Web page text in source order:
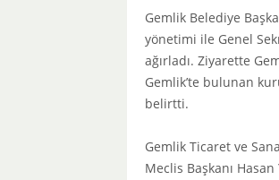
Gemlik Belediye
yönetimi ile Genel
ağırladı. Ziyarette
Gemlik’te bulunan
belirtti.
Gemlik Ticaret ve
Meclis Başkanı